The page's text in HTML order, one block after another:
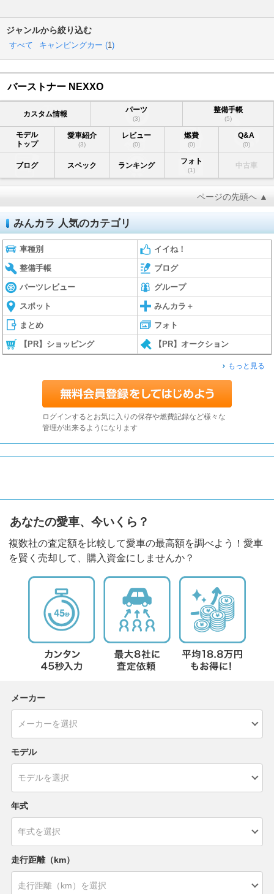
ジャンルから絞り込む
すべて キャンピングカー (1)
バーストナー NEXXO
カスタム情報 パーツ
(3)
整備手帳
(5)
モデル
トップ
愛車紹介
(3)
レビュー
(0)
燃費
(0)
Q&A
(0)
ブログ スペック ランキング フォト
(1)
中古車
ページの先頭へ ▲
みんカラ 人気のカテゴリ
車種別 イイね！
整備手帳 ブログ
パーツレビュー グループ
スポット みんカラ＋
まとめ フォト
【PR】ショッピング 【PR】オークション
もっと見る
ログインするとお気に入りの保存や燃費記録など様々な
管理が出来るようになります
あなたの愛車、今いくら？
複数社の査定額を比較して愛車の最高額を調べよう！愛車
を賢く売却して、購入資金にしませんか？
メーカー
モデル
年式
走行距離（km）